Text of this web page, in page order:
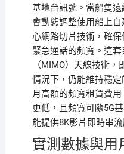
基地台訊號。當船隻
會動態調整使用船上
心網路切片技術，確
緊急通話的頻寬。這
（MIMO）天線技術
情況下，仍能維持穩
月高額的頻寬租賃費
更低，且頻寬可隨5G
能提供8K影片即時串流
實測數據與用